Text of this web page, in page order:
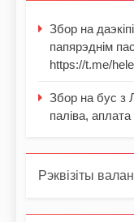
Збор на
папярэднім
https://t.me/
Збор на бус з
паліва,
Рэквізіты